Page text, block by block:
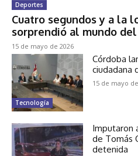
Deportes
Cuatro segundos y a la
sorprendió al mundo
15 de mayo de 2026
Tecnología
Córdoba
ciudadana
15 de mayo
Imputaron
de Tomás
detenida